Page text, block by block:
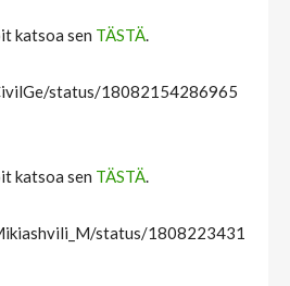
katsoa sen TÄSTÄ.
status/18082154286965
katsoa sen TÄSTÄ.
status/1808223431